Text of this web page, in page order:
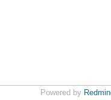
Powered by